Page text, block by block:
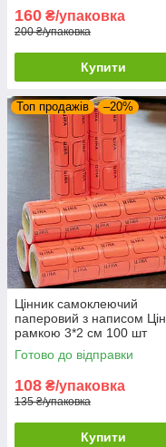
160 ₴/упаковка
200 ₴/упаковка
Купити
Топ продажів –20%
Цінник самоклеючий
паперовий з написом
рамкою 3*2 см 100 шт
Готово до відправки
108 ₴/упаковка
135 ₴/упаковка
Купити